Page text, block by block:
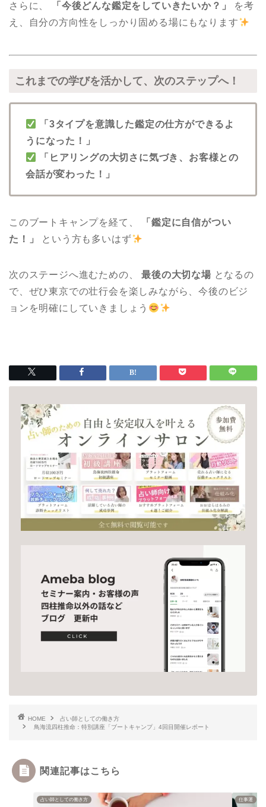
さらに、 「今後どんな鑑定をしていきたいか？」
を考
え、自分の方向性をしっかり固める場にもなります
これまでの学びを活かして、次のステップへ！
「3タイプを意識した鑑定の仕方ができるよ
うになった！」
「ヒアリングの大切さに気づき、お客様との
会話が変わった！」
このブートキャンプを経て、
「鑑定に自信がつい
た！」
という方も多いはず
次のステージへ進むための、最後の大切な場 となるの
で、ぜひ東京での壮行会を楽しみながら、今後のビジ
ョンを明確にしていきましょう
HOME
占い師としての働き方
鳥海流四柱推命：特別講座「ブートキャンプ」4回目開催レポート
関連記事はこちら
占い師としての働き方 仕事運